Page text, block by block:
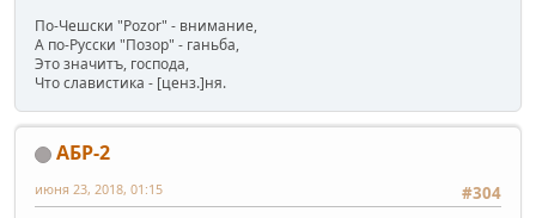
По-Чешски "Pozor" - внимание,
А по-Русски "Позор" - ганьба,
Это значитъ, господа,
Что славистика - [ценз.]ня.
АБР-2
#304
июня 23, 2018, 01:15